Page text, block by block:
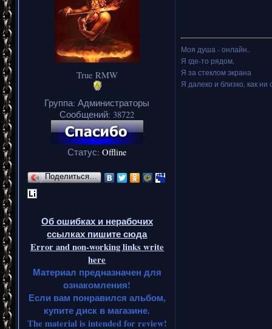
True RMW
Группа: Администраторы
Сообщений: 38722
Статус: Offline
Поделиться…
Об ошибках и нерабочих
ссылках пишите сюда
Error and non-working links write
here
Материал предназначен для
ознакомления!
Если вам понравился альбом,
купите диск в магазине.
The material is intended for review!
Моя душа - онлайн..
Я где-то рядом,
Я за стеклом экрана
Я далеко и близко, как ни